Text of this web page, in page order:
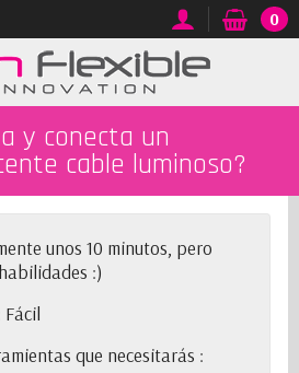
0
y conecta un
cable luminoso?
unos 10 minutos, pero
:)
que necesitarás :